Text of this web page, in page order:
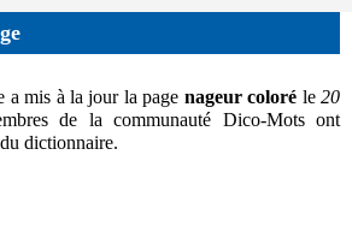
a mis à la jour la page nageur coloré le20
de la communauté Dico-Mots ont
dictionnaire.